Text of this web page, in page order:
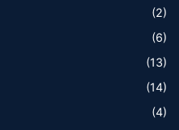
(2)
(6)
(13)
(14)
(4)